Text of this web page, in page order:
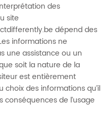
des
site
dépend des
informations ne
une assistance ou un
soit la nature de la
est entièrement
choix des informations qu’il
conséquences de l’usage